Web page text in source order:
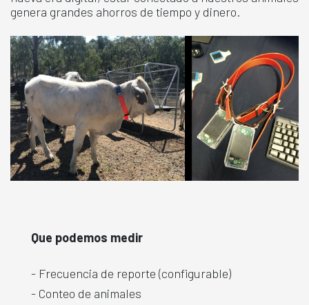
genera grandes ahorros de tiempo y dinero.
Que podemos medir
- Frecuencia de reporte (configurable)
- Conteo de animales